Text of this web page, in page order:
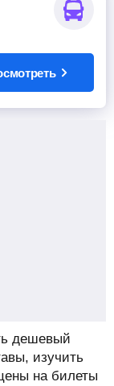
дешевый
изучить
на билеты